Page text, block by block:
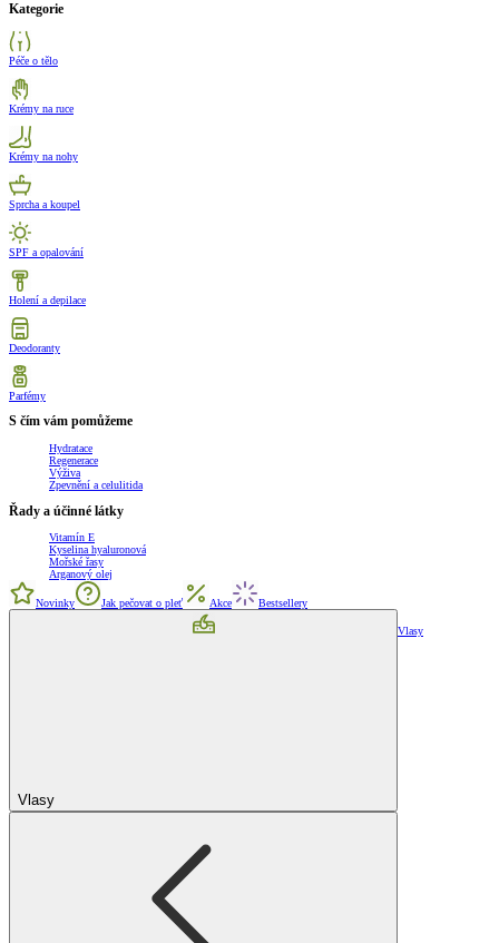
Kategorie
Péče o tělo
Krémy na ruce
Krémy na nohy
Sprcha a koupel
SPF a opalování
Holení a depilace
Deodoranty
Parfémy
S čím vám pomůžeme
Hydratace
Regenerace
Výživa
Zpevnění a celulitida
Řady a účinné látky
Vitamín E
Kyselina hyaluronová
Mořské řasy
Arganový olej
Novinky Jak pečovat o pleť Akce Bestsellery
Vlasy
Vlasy